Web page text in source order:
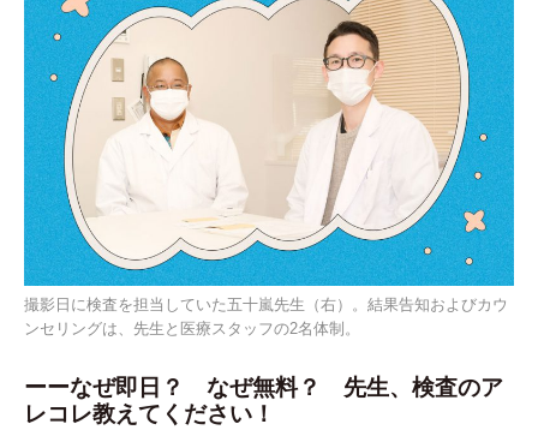
撮影日に検査を担当していた五十嵐先生（右）。結果告知およびカウ
ンセリングは、先生と医療スタッフの2名体制。
ーーなぜ即日？ なぜ無料？ 先生、検査のア
レコレ教えてください！